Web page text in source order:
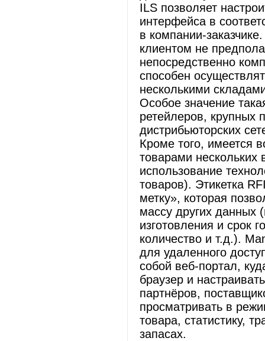
ILS позволяет
интерфейса в
в компании-
клиентом не
непосредственно
способен
несколькими
Особое значение
ретейлеров, крупных
дистрибьюторских
Кроме того, имеется
товарами
использование
товаров). Этикетка
метку», которая
массу других данных
изготовления и срок
количество и т.д.).
для удаленного
собой веб-портал,
браузер и
партнёров,
просматривать в
товара, статистику,
запасах.